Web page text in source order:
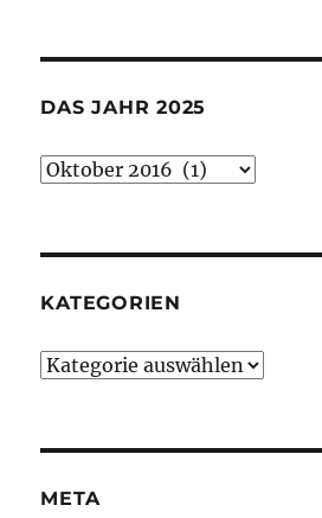
DAS JAHR 2025
Das
KATEGORIEN
Kategorien
META